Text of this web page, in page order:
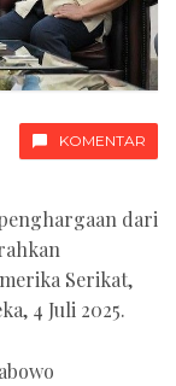
KOMENTAR
dari
Serikat,
4 Juli 2025.